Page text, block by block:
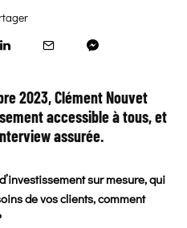
2023, Clément Nouvet
accessible à tous, et
assurée.
sur mesure, qui
de vos clients, comment